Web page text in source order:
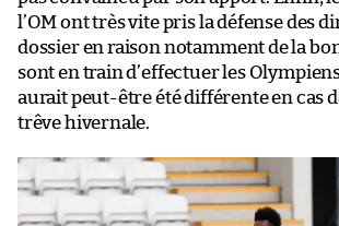
l’OM ont très vite pris la défense des
dossier en raison notamment de la
sont en train d’effectuer les
aurait peut-être été différente en cas
trêve hivernale.